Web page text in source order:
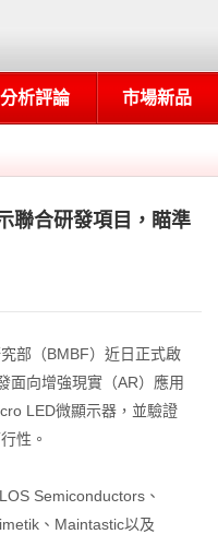
市場新品
分析評論
聯合研發項目，瞄準
部（BMBF）近日正式啟
面向增強現實（AR）應用
LED微顯示器，並驗證
性。
Semiconductors、
、Maintastic以及